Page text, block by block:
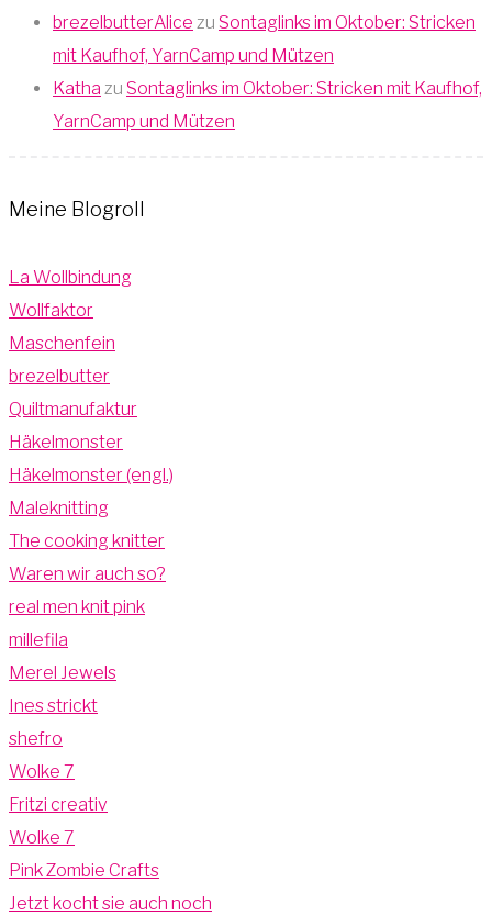
brezelbutterAlice zu Sontaglinks im Oktober: Stricken
mit Kaufhof, YarnCamp und Mützen
Katha zu Sontaglinks im Oktober: Stricken mit Kaufhof,
YarnCamp und Mützen
Meine Blogroll
La Wollbindung
Wollfaktor
Maschenfein
brezelbutter
Quiltmanufaktur
Häkelmonster
Häkelmonster (engl.)
Maleknitting
The cooking knitter
Waren wir auch so?
real men knit pink
millefila
Merel Jewels
Ines strickt
shefro
Wolke 7
Fritzi creativ
Wolke 7
Pink Zombie Crafts
Jetzt kocht sie auch noch